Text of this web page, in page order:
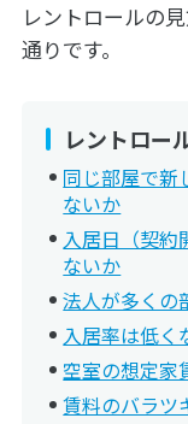
レントロールの
通りです。
レントロー
同じ部屋で新
ないか
入居日（契約
ないか
法人が多くの
入居率は低く
空室の想定家
賃料のバラツ